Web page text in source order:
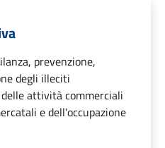
prevenzione,
degli illeciti
attività commerciali
e dell'occupazione